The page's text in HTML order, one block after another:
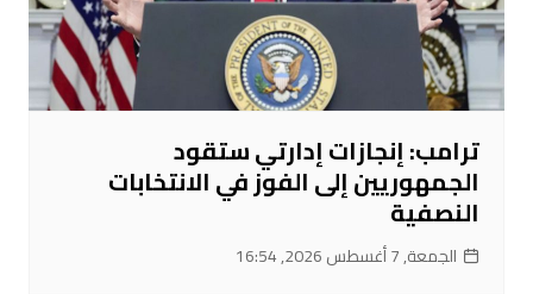
ترامب: إنجازات إدارتي ستقود
الجمهوريين إلى الفوز في الانتخابات
النصفية
الجمعة, 7 أغسطس 2026, 16:54